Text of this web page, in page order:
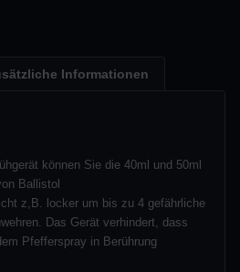
Informationen
können Sie die 40ml und 50ml
Ballistol
z,B. locker um bis zu 4 gefährliche
Das Gerät verhindert, dass
Pfefferspray in Berührung